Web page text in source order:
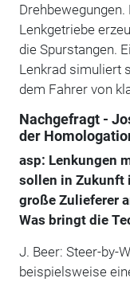
Lenkgetriebe
die Spurstangen.
Lenkrad simuliert
dem Fahrer von
Nachgefragt -
der
asp: Lenkungen
sollen in Zukunft
große Zulieferer
Was bringt die
J. Beer: Steer-by-
beispielsweise